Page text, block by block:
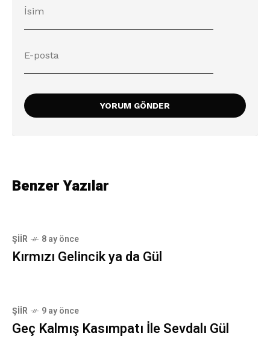
Benzer Yazılar
ŞIIR 8 ay önce
Kırmızı Gelincik ya da Gül
ŞIIR 9 ay önce
Geç Kalmış Kasımpatı İle Sevdalı Gül